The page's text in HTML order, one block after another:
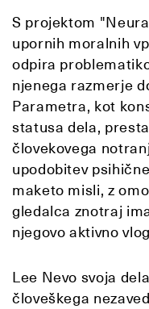
S projektom
upornih moralnih
odpira
njenega razmerje
Parametra, kot
statusa dela,
človekovega
upodobitev
maketo misli, z
gledalca znotraj
njegovo aktivno
Lee Nevo svoja
človeškega